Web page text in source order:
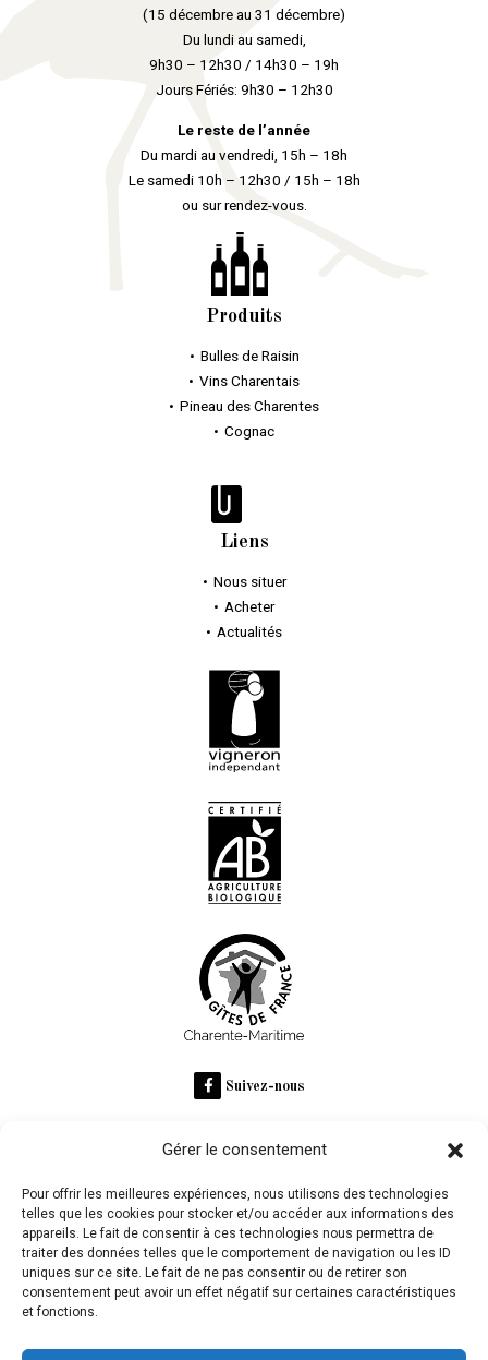
Gérer le consentement
Pour offrir les meilleures expériences, nous utilisons des technologies
telles que les cookies pour stocker et/ou accéder aux informations des
appareils. Le fait de consentir à ces technologies nous permettra de
traiter des données telles que le comportement de navigation ou les ID
uniques sur ce site. Le fait de ne pas consentir ou de retirer son
consentement peut avoir un effet négatif sur certaines caractéristiques
et fonctions.
(15 décembre au 31 décembre)
Du lundi au samedi,
9h30 – 12h30 / 14h30 – 19h
Jours Fériés: 9h30 – 12h30
Le reste de l’année
Du mardi au vendredi, 15h – 18h
Le samedi 10h – 12h30 / 15h – 18h
ou sur rendez-vous.
Produits
Bullesde Raisin
Vins Charentais
Pineau des Charentes
Cognac
Liens
Nous situer
Acheter
Actualités
Suivez-nous
Domaine des Claires
L'abus d'alcool est dangereux pour la santé, à consommer